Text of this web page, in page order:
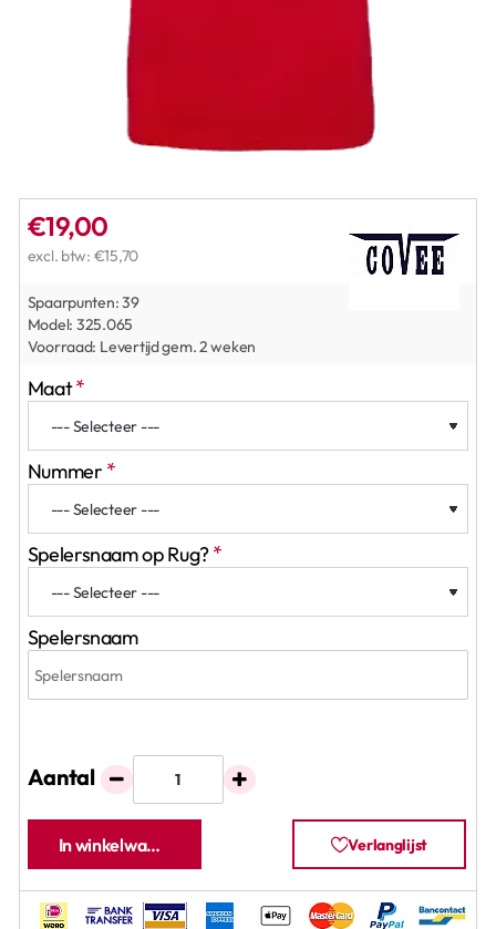
Spaarpunten:39
Model: 325.065
Voorraad: Levertijd gem. 2 weken
€19,00
excl. btw: €15,70
Maat
Nummer
Spelersnaam op Rug?
Spelersnaam
Aantal
In winkelwagen Verlanglijst